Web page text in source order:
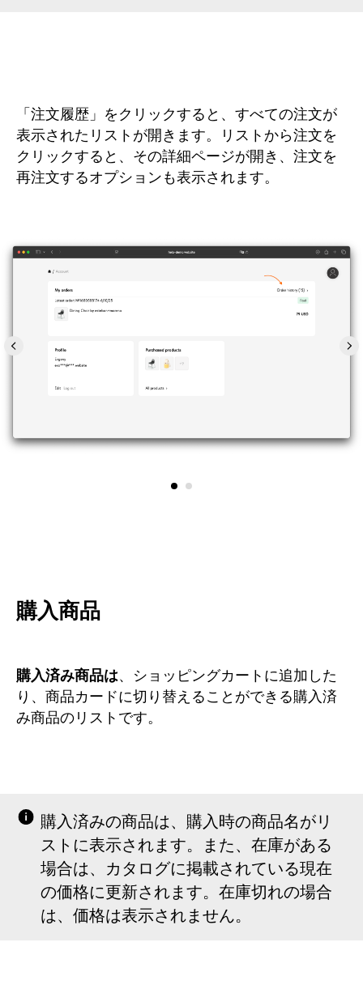
「注文履歴」をクリックすると、すべての注文が
表示されたリストが開きます。リストから注文を
クリックすると、その詳細ページが開き、注文を
再注文するオプションも表示されます。
購入商品
購入済み商品は、ショッピングカートに追加した
り、商品カードに切り替えることができる購入済
み商品のリストです。
購入済みの商品は、購入時の商品名がリ
ストに表示されます。また、在庫がある
場合は、カタログに掲載されている現在
の価格に更新されます。在庫切れの場合
は、価格は表示されません。